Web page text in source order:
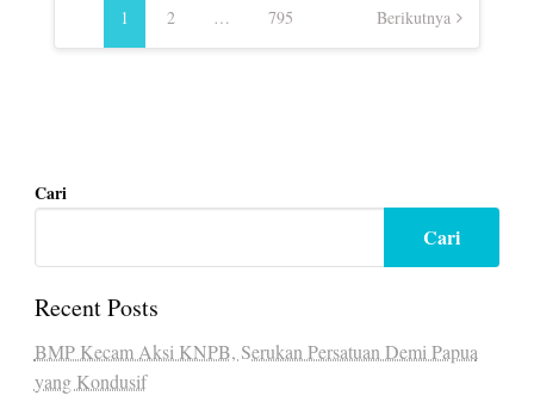
1 2 … 795 Berikutnya
Cari
Cari
Recent Posts
BMP Kecam Aksi KNPB, Serukan Persatuan Demi Papua
yang Kondusif